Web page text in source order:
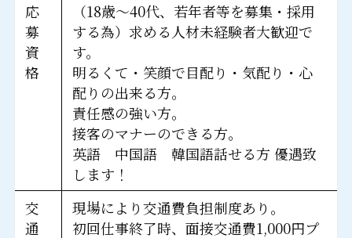
応
募
資
格
（18歳～40代、若年者等を募集・採用
する為）求める人材未経験者大歓迎で
す。
明るくて・笑顔で目配り・気配り・心
配りの出来る方。
責任感の強い方。
接客のマナーのできる方。
英語 中国語 韓国語話せる方 優遇致
します！
交
通
現場により交通費負担制度あり。
初回仕事終了時、面接交通費1,000円プ